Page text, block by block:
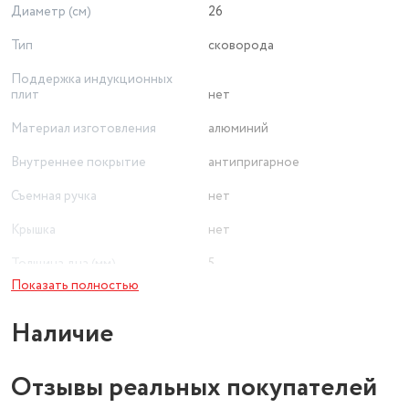
Диаметр (см)
26
Тип
сковорода
Поддержка индукционных
плит
нет
Материал изготовления
алюминий
Внутреннее покрытие
антипригарное
Съемная ручка
нет
Крышка
нет
5
Показать полностью
Наличие
Отзывы реальных покупателей